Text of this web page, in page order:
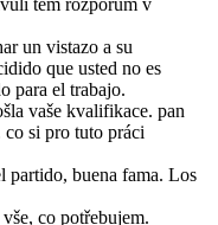
un vistazo a su
que usted no es
para el trabajo.
vaše kvalifikace. pan
co si pro tuto práci
partido, buena fama. Los
co potřebujem.